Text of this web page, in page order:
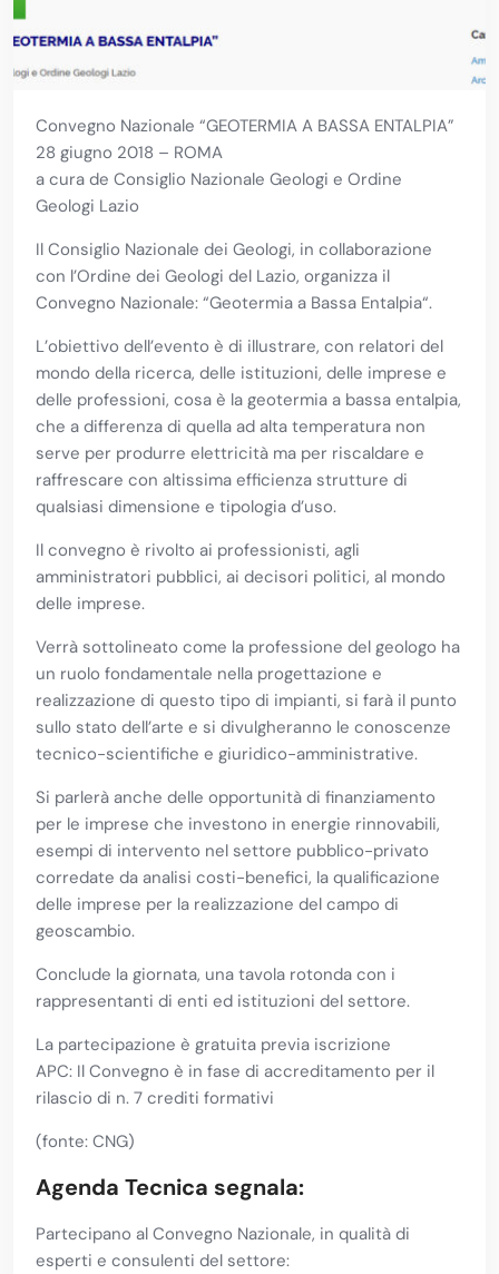
Convegno Nazionale “GEOTERMIA A BASSA ENTALPIA”
28 giugno 2018 – ROMA
a cura de Consiglio Nazionale Geologi e Ordine
Geologi Lazio
Il Consiglio Nazionale dei Geologi, in collaborazione
con l’Ordine dei Geologi del Lazio, organizza il
Convegno Nazionale: “Geotermia a Bassa Entalpia“.
L’obiettivo dell’evento è di illustrare, con relatori del
mondo della ricerca, delle istituzioni, delle imprese e
delle professioni, cosa è la geotermia a bassa entalpia,
che a differenza di quella ad alta temperatura non
serve per produrre elettricità ma per riscaldare e
raffrescare con altissima efficienza strutture di
qualsiasi dimensione e tipologia d’uso.
Il convegno è rivolto ai professionisti, agli
amministratori pubblici, ai decisori politici, al mondo
delle imprese.
Verrà sottolineato come la professione del geologo ha
un ruolo fondamentale nella progettazione e
realizzazione di questo tipo di impianti, si farà il punto
sullo stato dell’arte e si divulgheranno le conoscenze
tecnico-scientifiche e giuridico-amministrative.
Si parlerà anche delle opportunità di finanziamento
per le imprese che investono in energie rinnovabili,
esempi di intervento nel settore pubblico-privato
corredate da analisi costi-benefici, la qualificazione
delle imprese per la realizzazione del campo di
geoscambio.
Conclude la giornata, una tavola rotonda con i
rappresentanti di enti ed istituzioni del settore.
La partecipazione è gratuita previa iscrizione
APC: Il Convegno è in fase di accreditamento per il
rilascio di n. 7 crediti formativi
(fonte: CNG)
Agenda Tecnica segnala:
Partecipano al Convegno Nazionale, in qualità di
esperti e consulenti del settore: